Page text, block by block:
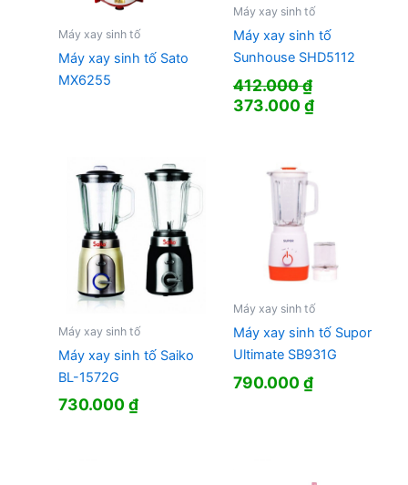
Máy xay sinh tố
Máy xay sinh tố Sato
MX6255
Máy xay sinh tố
Máy xay sinh tố
Sunhouse SHD5112
412.000₫
Giá
412.000 ₫.
373.000₫Giá
373.000 ₫.
Máy xay sinh tố
Máy xay sinh tố Saiko
BL-1572G
730.000₫
Máy xay sinh tố
Máy xay sinh tố Supor
Ultimate SB931G
790.000₫